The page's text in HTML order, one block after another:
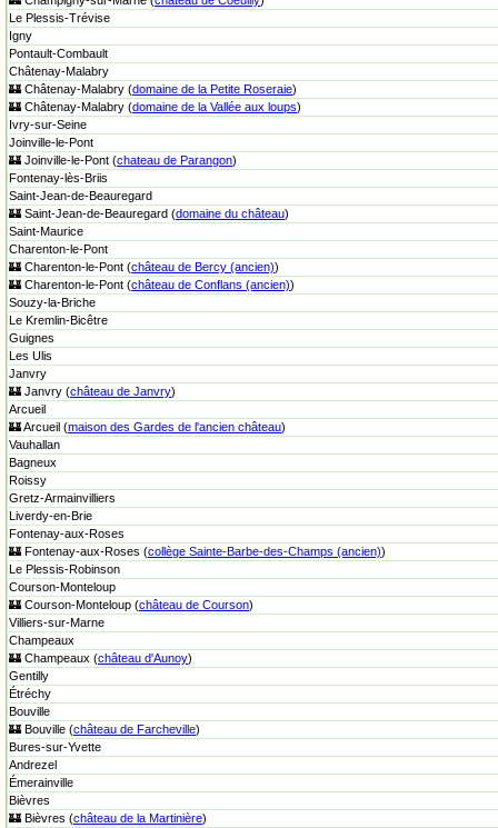
Le Plessis-Trévise
Igny
Pontault-Combault
Châtenay-Malabry
🏰 Châtenay-Malabry (domaine de la Petite Roseraie)
🏰 Châtenay-Malabry (domaine de la Vallée aux loups)
Ivry-sur-Seine
Joinville-le-Pont
🏰 Joinville-le-Pont (chateau de Parangon)
Fontenay-lès-Briis
Saint-Jean-de-Beauregard
🏰 Saint-Jean-de-Beauregard (domaine du château)
Saint-Maurice
Charenton-le-Pont
🏰 Charenton-le-Pont (château de Bercy (ancien))
🏰 Charenton-le-Pont (château de Conflans (ancien))
Souzy-la-Briche
Le Kremlin-Bicêtre
Guignes
Les Ulis
Janvry
🏰 Janvry (château de Janvry)
Arcueil
🏰 Arcueil (maison des Gardes de l'ancien château)
Vauhallan
Bagneux
Roissy
Gretz-Armainvilliers
Liverdy-en-Brie
Fontenay-aux-Roses
🏰 Fontenay-aux-Roses (collège Sainte-Barbe-des-Champs (ancien))
Le Plessis-Robinson
Courson-Monteloup
🏰 Courson-Monteloup (château de Courson)
Villiers-sur-Marne
Champeaux
🏰 Champeaux (château d'Aunoy)
Gentilly
Étréchy
Bouville
🏰 Bouville (château de Farcheville)
Bures-sur-Yvette
Andrezel
Émerainville
Bièvres
🏰 Bièvres (château de la Martinière)